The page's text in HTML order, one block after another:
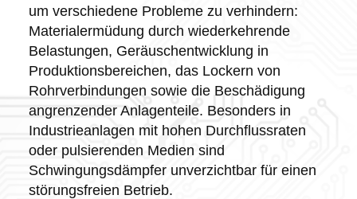
um verschiedene Probleme zu verhindern:
Materialermüdung durch wiederkehrende
Belastungen, Geräuschentwicklung in
Produktionsbereichen, das Lockern von
Rohrverbindungen sowie die Beschädigung
angrenzender Anlagenteile. Besonders in
Industrieanlagen mit hohen Durchflussraten
oder pulsierenden Medien sind
Schwingungsdämpfer unverzichtbar für einen
störungsfreien Betrieb.